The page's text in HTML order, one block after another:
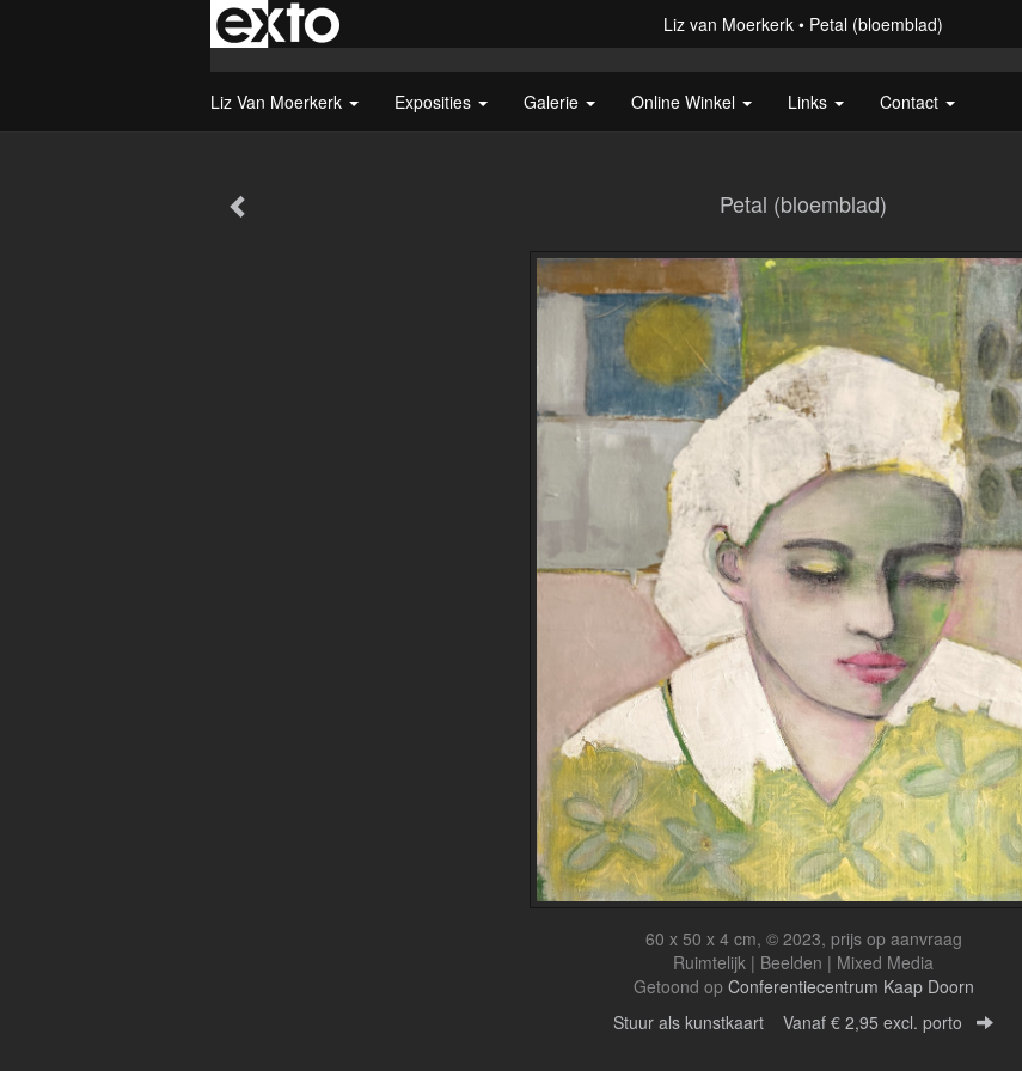
Liz van Moerkerk Petal (bloemblad)
Liz Van Moerkerk Exposities Galerie Online Winkel Links Contact
Petal (bloemblad)
60 x 50 x 4 cm, © 2023, prijs op aanvraag
Ruimtelijk | Beelden | Mixed Media
Getoond op Conferentiecentrum Kaap Doorn
Stuur als kunstkaart Vanaf € 2,95 excl. porto